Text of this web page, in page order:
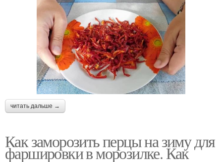
читать дальше →
Как заморозить перцы на зиму для
фаршировки в морозилке. Как